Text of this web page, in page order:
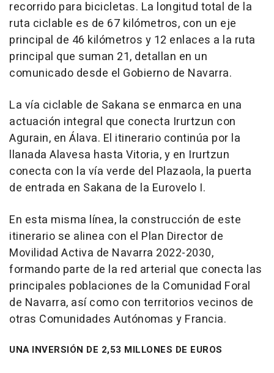
recorrido para bicicletas. La longitud total de la
ruta ciclable es de 67 kilómetros, con un eje
principal de 46 kilómetros y 12 enlaces a la ruta
principal que suman 21, detallan en un
comunicado desde el Gobierno de Navarra.
La vía ciclable de Sakana se enmarca en una
actuación integral que conecta Irurtzun con
Agurain, en Álava. El itinerario continúa por la
llanada Alavesa hasta Vitoria, y en Irurtzun
conecta con la vía verde del Plazaola, la puerta
de entrada en Sakana de la Eurovelo I.
En esta misma línea, la construcción de este
itinerario se alinea con el Plan Director de
Movilidad Activa de Navarra 2022-2030,
formando parte de la red arterial que conecta las
principales poblaciones de la Comunidad Foral
de Navarra, así como con territorios vecinos de
otras Comunidades Autónomas y Francia.
UNA INVERSIÓN DE 2,53 MILLONES DE EUROS